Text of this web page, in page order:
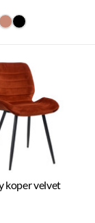
#c98a78
#000000
koper velvet